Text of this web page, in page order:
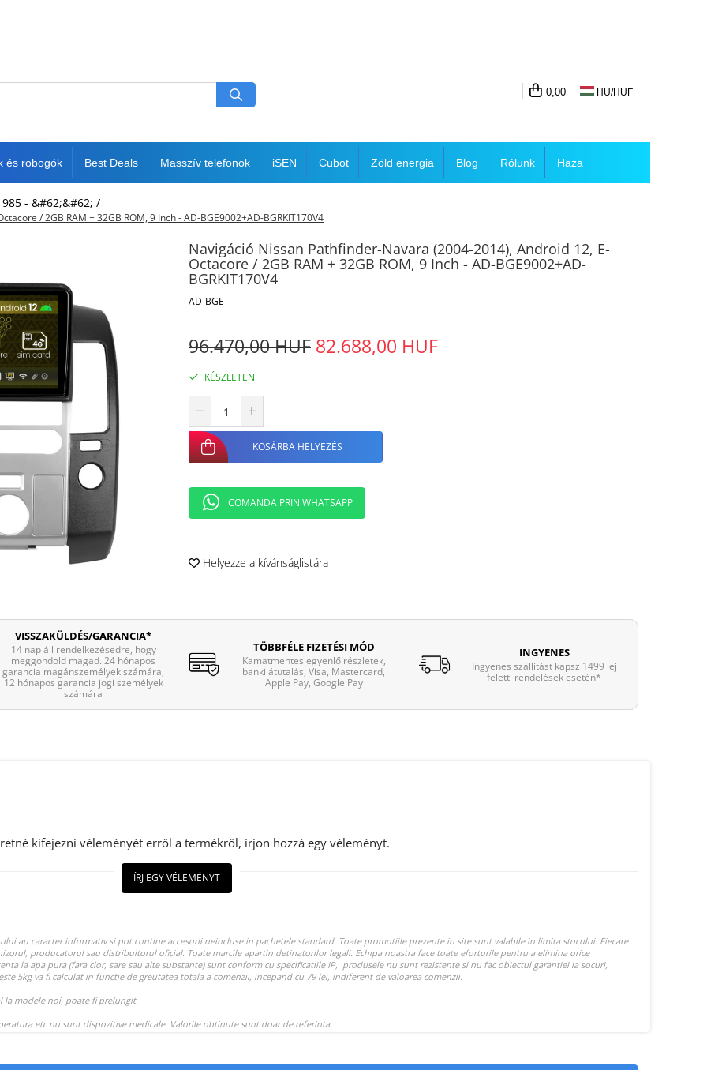
0,00 HU/HUF
és robogók Best Deals Masszív telefonok iSEN Cubot Zöld energia Blog Rólunk Haza
- &#62;&#62; /
/ 2GB RAM + 32GB ROM, 9 Inch - AD-BGE9002+AD-BGRKIT170V4
Navigáció Nissan Pathfinder-Navara (2004-2014), Android 12, E-
Octacore / 2GB RAM + 32GB ROM, 9 Inch - AD-BGE9002+AD-
BGRKIT170V4
AD-BGE
96.470,00 HUF 82.688,00 HUF
KÉSZLETEN
KOSÁRBA HELYEZÉS
COMANDA PRIN WHATSAPP
Helyezze a kívánságlistára
VISSZAKÜLDÉS/GARANCIA*
14 nap áll rendelkezésedre, hogy
meggondold magad. 24 hónapos
garancia magánszemélyek számára,
12 hónapos garancia jogi személyek
számára
TÖBBFÉLE FIZETÉSI MÓD
Kamatmentes egyenlő részletek,
banki átutalás, Visa, Mastercard,
Apple Pay, Google Pay
INGYENES
Ingyenes szállítást kapsz 1499 lej
feletti rendelések esetén*
kifejezni véleményét erről a termékről, írjon hozzá egy véleményt.
ÍRJ EGY VÉLEMÉNYT